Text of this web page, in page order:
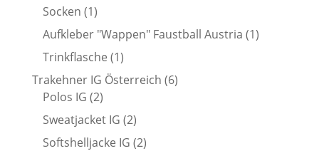
Socken 11
Produkt
Aufkleber "Wappen" Faustball Austria 11
Trinkflasche 11
Produkt
Trakehner IG Österreich 66
Polos IG 22
Produkte
Sweatjacket IG 22
Produkte
Softshelljacke IG 22